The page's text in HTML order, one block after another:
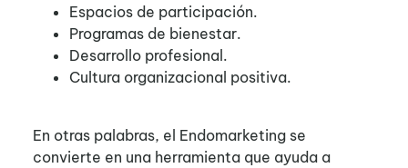
Espacios de participación.
Programas de bienestar.
Desarrollo profesional.
Cultura organizacional positiva.
En otras palabras, el Endomarketing se
convierte en una herramienta que ayuda a